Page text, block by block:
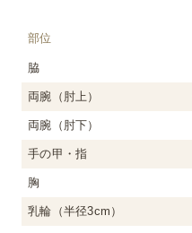
部位
脇
両腕（肘上）
両腕（肘下）
手の甲・指
胸
乳輪（半径3cm）